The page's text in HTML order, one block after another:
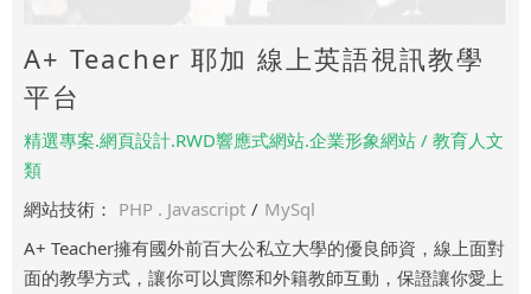
A+ Teacher 耶加 線上英語視訊教學
平台
精選專案.網頁設計.RWD響應式網站.企業形象網站 / 教育人文
類
網站技術： PHP . Javascript / MySql
A+ Teacher擁有國外前百大公私立大學的優良師資，線上面對
面的教學方式，讓你可以實際和外籍教師互動，保證讓你愛上